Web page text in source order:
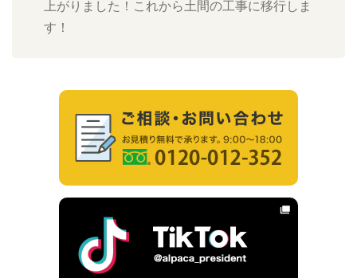
上がりました！これから土間の工事に移行しま
す！